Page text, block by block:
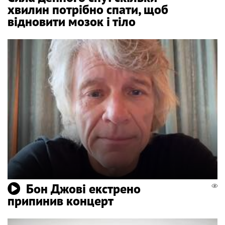
хвилин потрібно спати, щоб
відновити мозок і тіло
Бон Джові екстрено
припинив концерт